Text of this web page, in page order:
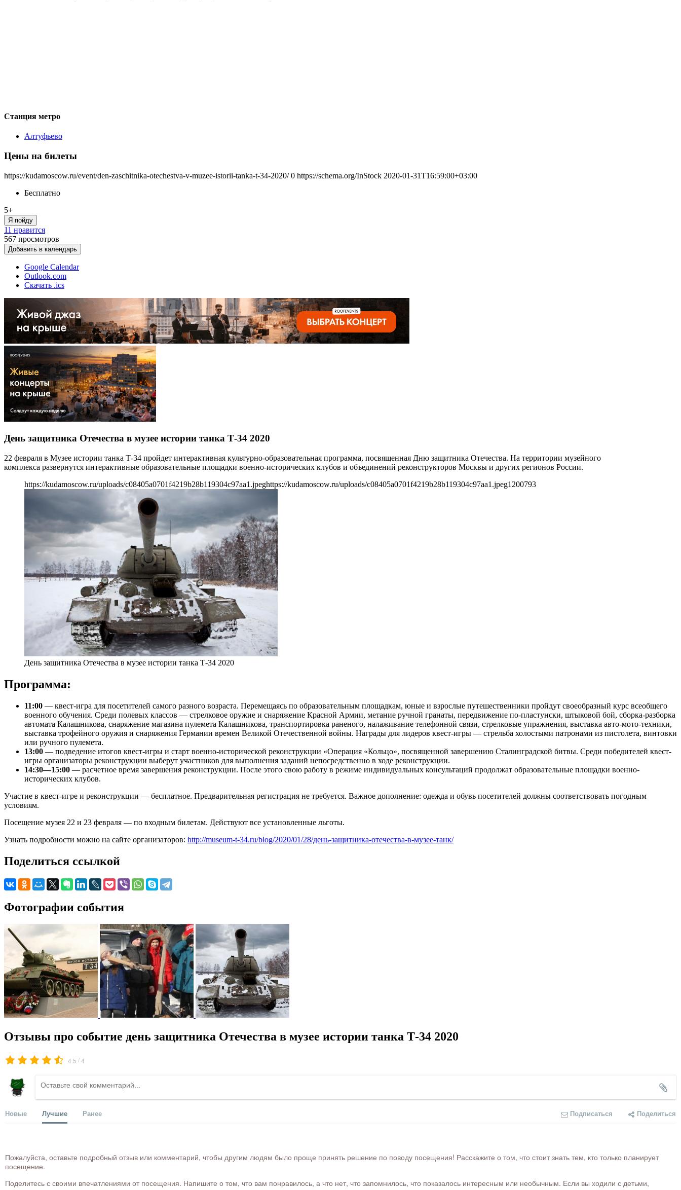
Станция метро
Алтуфьево
Цены на билеты
https://kudamoscow.ru/event/den-zaschitnika-otechestva-v-muzee-istorii-tanka-t-34-2020/ 0 https://schema.org/InStock 2020-01-31T16:59:00+03:00
Бесплатно
5+
Я пойду
11 нравится
567 просмотров
Добавить в календарь
Google Calendar
Outlook.com
Скачать .ics
День защитника Отечества в музее истории танка Т-34 2020
22 февраля в Музее истории танка Т-34 пройдет интерактивная культурно-образовательная программа, посвященная Дню защитника Отечества. На территории музейного
комплекса развернутся интерактивные образовательные площадки военно-исторических клубов и объединений реконструкторов Москвы и других регионов России.
https://kudamoscow.ru/uploads/c08405a0701f4219b28b119304c97aa1.jpeghttps://kudamoscow.ru/uploads/c08405a0701f4219b28b119304c97aa1.jpeg1200793
День защитника Отечества в музее истории танка Т-34 2020
Программа:
11:00 — квест-игра для посетителей самого разного возраста. Перемещаясь по образовательным площадкам, юные и взрослые путешественники пройдут своеобразный курс всеобщего
военного обучения. Среди полевых классов — стрелковое оружие и снаряжение Красной Армии, метание ручной гранаты, передвижение по-пластунски, штыковой бой, сборка-разборка
автомата Калашникова, снаряжение магазина пулемета Калашникова, транспортировка раненого, налаживание телефонной связи, стрелковые упражнения, выставка авто-мото-техники,
выставка трофейного оружия и снаряжения Германии времен Великой Отечественной войны. Награды для лидеров квест-игры — стрельба холостыми патронами из пистолета, винтовки
или ручного пулемета.
13:00 — подведение итогов квест-игры и старт военно-исторической реконструкции «Операция «Кольцо», посвященной завершению Сталинградской битвы. Среди победителей квест-
игры организаторы реконструкции выберут участников для выполнения заданий непосредственно в ходе реконструкции.
14:30—15:00 — расчетное время завершения реконструкции. После этого свою работу в режиме индивидуальных консультаций продолжат образовательные площадки военно-
исторических клубов.
Участие в квест-игре и реконструкции — бесплатное. Предварительная регистрация не требуется. Важное дополнение: одежда и обувь посетителей должны соответствовать погодным
условиям.
Посещение музея 22 и 23 февраля — по входным билетам. Действуют все установленные льготы.
Узнать подробности можно на сайте организаторов: http://museum-t-34.ru/blog/2020/01/28/день-защитника-отечества-в-музее-танк/
Поделиться ссылкой
Фотографии события
Отзывы про событие день защитника Отечества в музее истории танка Т-34 2020
4.5 /4
Новые Лучшие Ранее Подписаться Поделиться
Пожалуйста, оставьте подробный отзыв или комментарий, чтобы другим людям было проще принять решение по поводу посещения! Расскажите о том, что стоит знать тем, кто только планирует
посещение.
Поделитесь с своими впечатлениями от посещения. Напишите о том, что вам понравилось, а что нет, что запомнилось, что показалось интересным или необычным. Если вы ходили с детьми,